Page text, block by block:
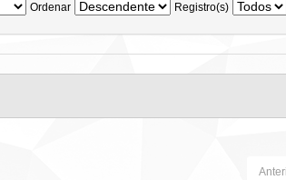
Ordenar Registro(s)